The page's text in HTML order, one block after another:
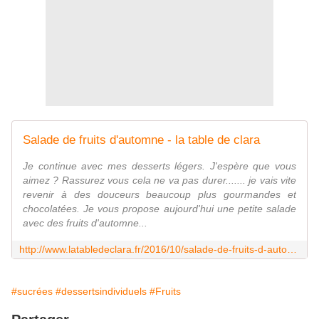
Salade de fruits d'automne - la table de clara
Je continue avec mes desserts légers. J'espère que vous
aimez ? Rassurez vous cela ne va pas durer....... je vais vite
revenir à des douceurs beaucoup plus gourmandes et
chocolatées. Je vous propose aujourd'hui une petite salade
avec des fruits d'automne...
#sucrées #dessertsindividuels #Fruits